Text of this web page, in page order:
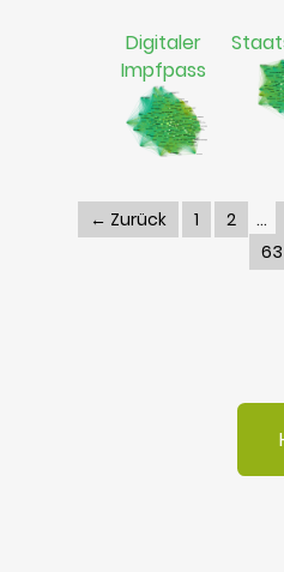
Digitaler
Impfpass
← Zurück 1 2
63